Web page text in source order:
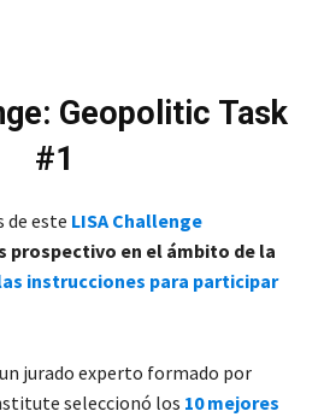
Geopolitic Task
#1
de este LISA Challenge
prospectivo en el ámbito de la
instrucciones para participar
jurado experto formado por
seleccionó los 10 mejores